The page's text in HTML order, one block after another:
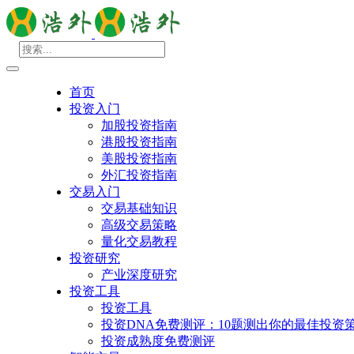
首页
投资入门
加股投资指南
港股投资指南
美股投资指南
外汇投资指南
交易入门
交易基础知识
高级交易策略
量化交易教程
投资研究
产业深度研究
投资工具
投资工具
投资DNA免费测评：10题测出你的最佳投资
投资成熟度免费测评